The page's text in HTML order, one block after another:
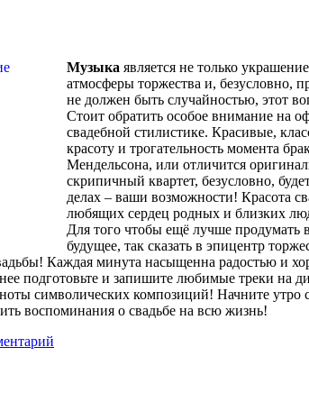
Музыка является не только
атмосферы торжества и, безусловно,
не должен быть случайностью, этот
Стоит обратить особое внимание на
свадебной стилистике. Красивые,
красоту и трогательность момента
Мендельсона, или отличится
скрипичный квартет, безусловно,
делах – ваши возможности! Красота
любящих сердец родных и близких
Для того чтобы ещё лучше продумать
будущее, так сказать в эпицентр
Каждая минута насыщенна радостью и
подготовьте и запишите любимые треки на
ноты символических композиций! Начните
воспоминания о свадьбе на всю жизнь!